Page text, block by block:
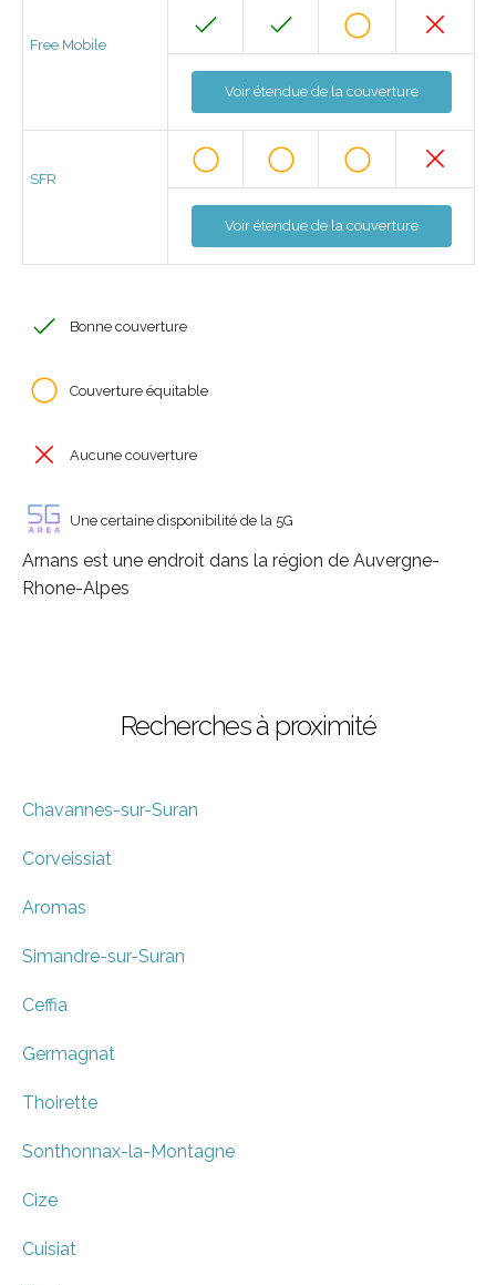
Free Mobile
Voir étendue de la couverture
SFR
Voir étendue de la couverture
Bonne couverture
Couverture équitable
Aucune couverture
Une certaine disponibilité de la 5G
Arnans est une endroit dans la région de Auvergne-
Rhone-Alpes
Recherches à proximité
Chavannes-sur-Suran
Corveissiat
Aromas
Simandre-sur-Suran
Ceffia
Germagnat
Thoirette
Sonthonnax-la-Montagne
Cize
Cuisiat